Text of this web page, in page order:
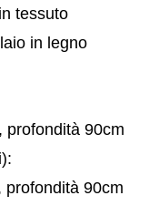
tessuto
in legno
profondità 90cm
profondità 90cm